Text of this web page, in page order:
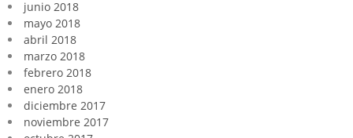
junio 2018
mayo 2018
abril 2018
marzo 2018
febrero 2018
enero 2018
diciembre 2017
noviembre 2017